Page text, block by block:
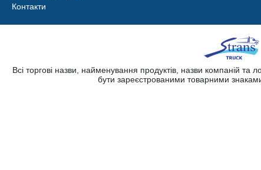
Контакти
Всі торгові назви, найменування продуктів, назви компаній та
бути зареєстрованими товарними